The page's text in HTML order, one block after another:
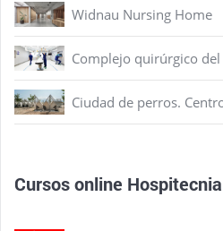
Widnau Nursing Home
Complejo quirúrgico
Ciudad de perros.
Cursos online Hospitecnia